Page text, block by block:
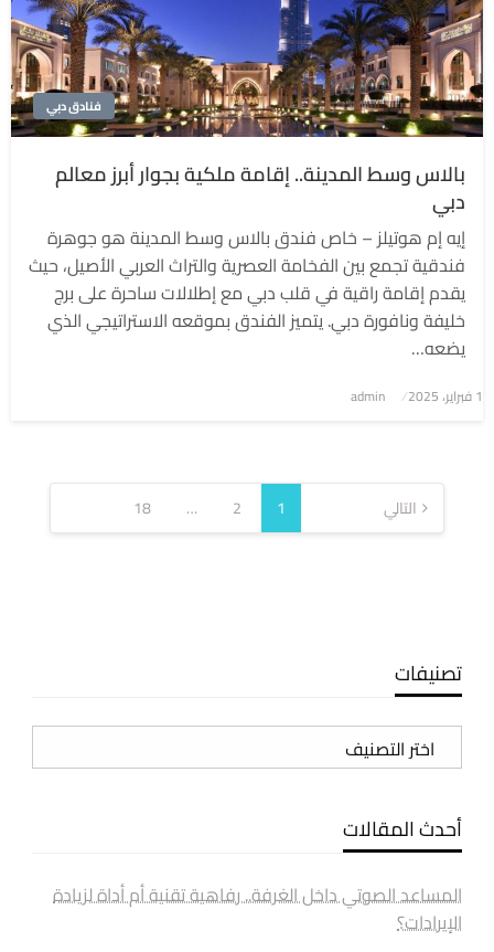
فنادق دبي
بالاس وسط المدينة.. إقامة ملكية بجوار أبرز معالم
دبي
إيه إم هوتيلز – خاص فندق بالاس وسط المدينة هو جوهرة
فندقية تجمع بين الفخامة العصرية والتراث العربي الأصيل، حيث
يقدم إقامة راقية في قلب دبي مع إطلالات ساحرة على برج
خليفة ونافورة دبي. يتميز الفندق بموقعه الاستراتيجي الذي
يضعه…
نُشر1 فبراير، 2025 admin
تعدد
صفحات
المقالات
1
2
…
18 التالي
تصنيفات
تصنيفات
أحدث المقالات
المساعد الصوتي داخل الغرفة.. رفاهية تقنية أم أداة لزيادة
الإيرادات؟